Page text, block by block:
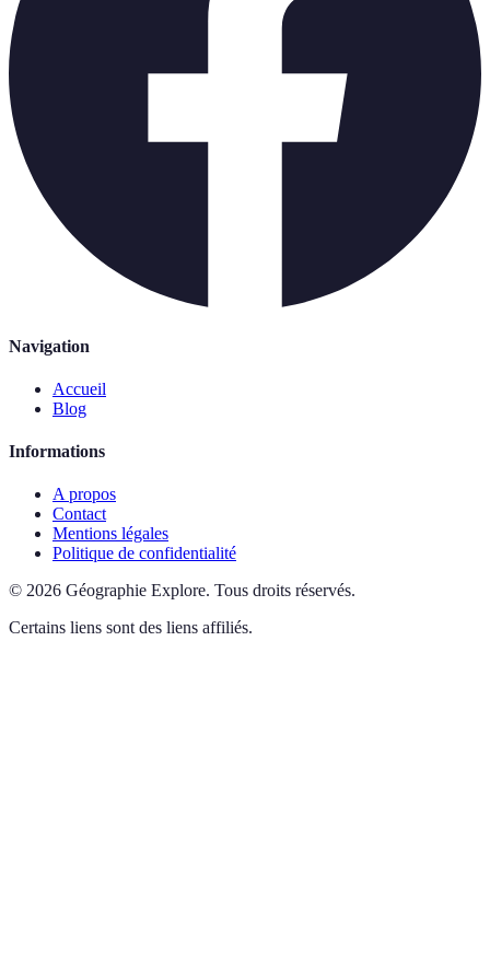
Navigation
Accueil
Blog
Informations
A propos
Contact
Mentions légales
Politique de confidentialité
© 2026 Géographie Explore. Tous droits réservés.
Certains liens sont des liens affiliés.